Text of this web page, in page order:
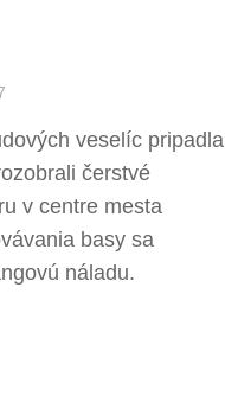
veselíc pripadla
čerstvé
v centre mesta
basy sa
náladu.